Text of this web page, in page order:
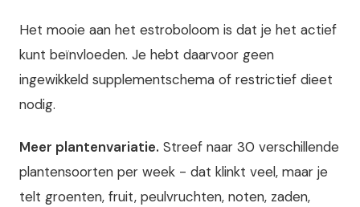
Het mooie aan het estroboloom is dat je het actief
kunt beïnvloeden. Je hebt daarvoor geen
ingewikkeld supplementschema of restrictief dieet
nodig.
Meer plantenvariatie. Streef naar 30 verschillende
plantensoorten per week - dat klinkt veel, maar je
telt groenten, fruit, peulvruchten, noten, zaden,